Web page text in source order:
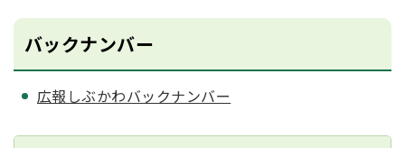
バックナンバー
広報しぶかわバックナンバー